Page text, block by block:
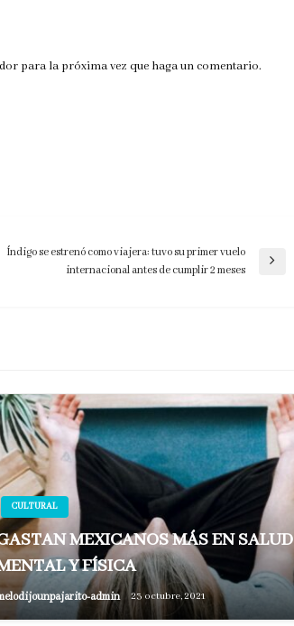
para la próxima vez que haga un comentario.
Índigo se estrenó como viajera: tuvo su primer vuelo
internacional antes de cumplir 2 meses
CULTURAL
MEXICANOS MÁS EN SALUD
Y FÍSICA
admin 23 octubre, 2021